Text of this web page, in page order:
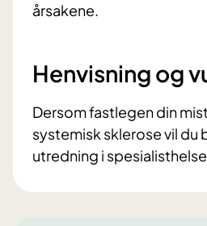
årsakene.
Henvisning og
Dersom fastlegen din
systemisk sklerose vil du
utredning i